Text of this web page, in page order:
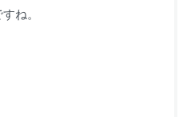
ね。